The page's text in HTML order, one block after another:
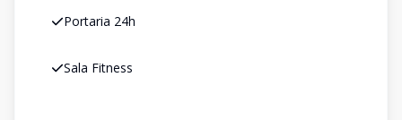
Portaria 24h
Sala Fitness